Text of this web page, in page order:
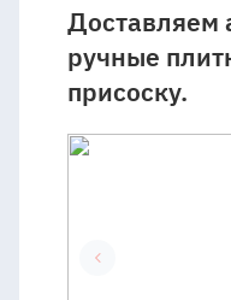
Доставляем
ручные
присоску.